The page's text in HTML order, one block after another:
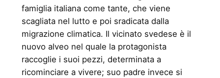
famiglia italiana come tante, che viene
scagliata nel lutto e poi sradicata dalla
migrazione climatica. Il vicinato svedese è il
nuovo alveo nel quale la protagonista
raccoglie i suoi pezzi, determinata a
ricominciare a vivere; suo padre invece si